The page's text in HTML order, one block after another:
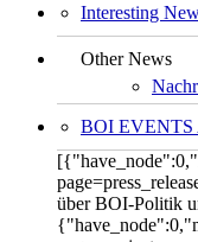
Interesting
Other News
BOI
über BOI-Politik